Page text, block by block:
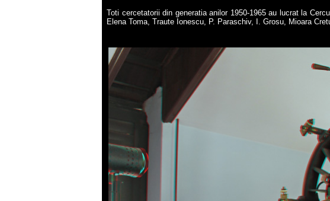
Toti cercetatorii din generatia anilor 1950-1965 au lucrat la
Elena Toma, Traute Ionescu, P. Paraschiv, I. Grosu, Mioara